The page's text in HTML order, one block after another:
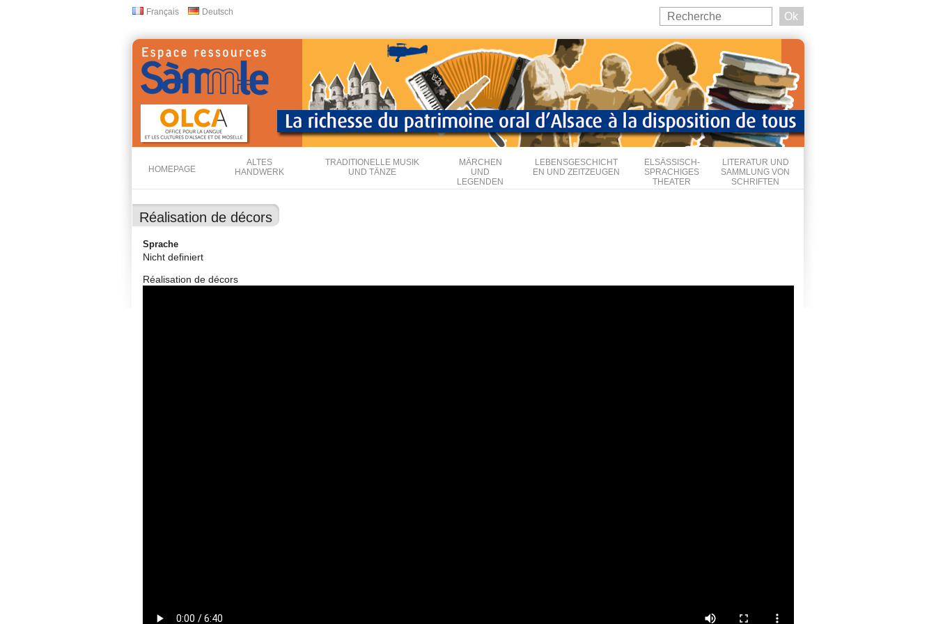
Inhalt
Français Deutsch
Suchformular
Search
this
site
HOMEPAGE
ALTES
HANDWERK
TRADITIONELLE MUSIK
UND TÄNZE
MÄRCHEN
UND
LEGENDEN
LEBENSGESCHICHT
EN UND ZEITZEUGEN
ELSÄSSISCH-
SPRACHIGES
THEATER
LITERATUR UND
SAMMLUNG VON
SCHRIFTEN
Réalisation de décors
Sprache
Nicht definiert
Réalisation de décors